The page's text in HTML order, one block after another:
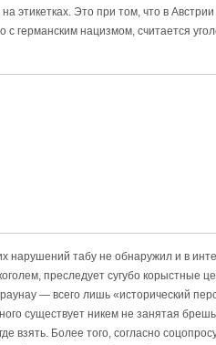
этикетках. Это при том, что в
с германским нацизмом, считается
нарушений табу не обнаружил и в
преследует сугубо корыстные
— всего лишь «исторический
существует никем не занятая
взять. Более того, согласно